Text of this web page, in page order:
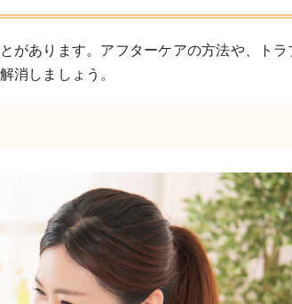
があります。アフターケアの方法や、トラ
消しましょう。